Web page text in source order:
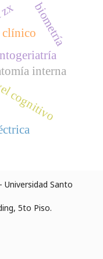
interna
clínicobiometría
Santo
5to Piso.